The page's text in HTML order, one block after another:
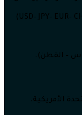
سوق العملات : ( USD– JPY– EUR– CHF-CAD-AUD-NZD)
– القطن).
الأمريكية.